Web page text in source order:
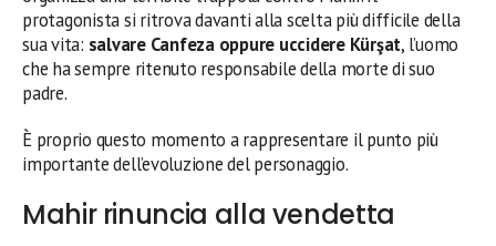
protagonista si ritrova davanti alla scelta più difficile della
sua vita: salvare Canfeza oppure uccidere Kürşat, l’uomo
che ha sempre ritenuto responsabile della morte di suo
padre.
È proprio questo momento a rappresentare il punto più
importante dell’evoluzione del personaggio.
Mahir rinuncia alla vendetta